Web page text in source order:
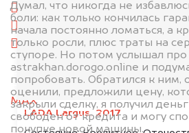
LADA Largus, 2017
Думал, что никогда не
боли: как только кончилась
начала постоянно ломаться, а
только росли, плюс траты на
ступоре. Но потом услышал про
astrakhan.dorogo.online и
попробовать. Обратился к ним,
оценили, предложили цену,
закрыли сделку, я получил
свободен от кредита и могу
покупке новой машины.
слева
справа
салон
2. Отправьте фотографии на
+79584983298 по WhatsApp*,
MAXили на электронную
info@dorogo.online